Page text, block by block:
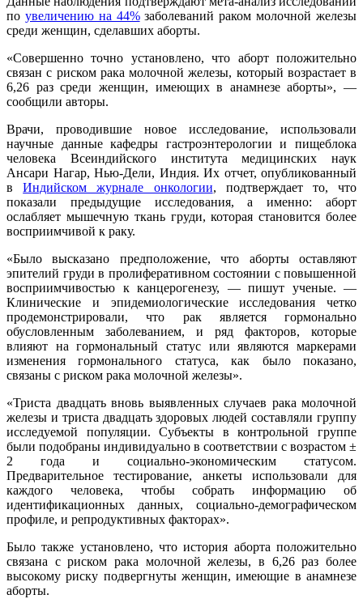
по увеличению на 44%заболеваний раком молочной железы
среди женщин, сделавших аборты.
«Совершенно точно установлено, что аборт положительно
связан с риском рака молочной железы, который возрастает в
6,26 раз среди женщин, имеющих в анамнезе аборты», —
сообщили авторы.
Врачи, проводившие новое исследование, использовали
научные данные кафедры гастроэнтерологии и пищеблока
человека Всеиндийского института медицинских наук
Ансари Нагар, Нью-Дели, Индия. Их отчет, опубликованный
вИндийском журнале онкологии, подтверждает то, что
показали предыдущие исследования, а именно: аборт
ослабляет мышечную ткань груди, которая становится более
восприимчивой к раку.
«Было высказано предположение, что аборты оставляют
эпителий груди в пролиферативном состоянии с повышенной
восприимчивостью к канцерогенезу, — пишут ученые. —
Клинические и эпидемиологические исследования четко
продемонстрировали, что рак является гормонально
обусловленным заболеванием, и ряд факторов, которые
влияют на гормональный статус или являются маркерами
изменения гормонального статуса, как было показано,
связаны с риском рака молочной железы».
«Триста двадцать вновь выявленных случаев рака молочной
железы и триста двадцать здоровых людей составляли группу
исследуемой популяции. Субъекты в контрольной группе
были подобраны индивидуально в соответствии с возрастом ±
2 года и социально-экономическим статусом.
Предварительное тестирование, анкеты использовали для
каждого человека, чтобы собрать информацию об
идентификационных данных, социально-демографическом
профиле, и репродуктивных факторах».
Было также установлено, что история аборта положительно
связана с риском рака молочной железы, в 6,26 раз более
высокому риску подвергнуты женщин, имеющие в анамнезе
аборты.